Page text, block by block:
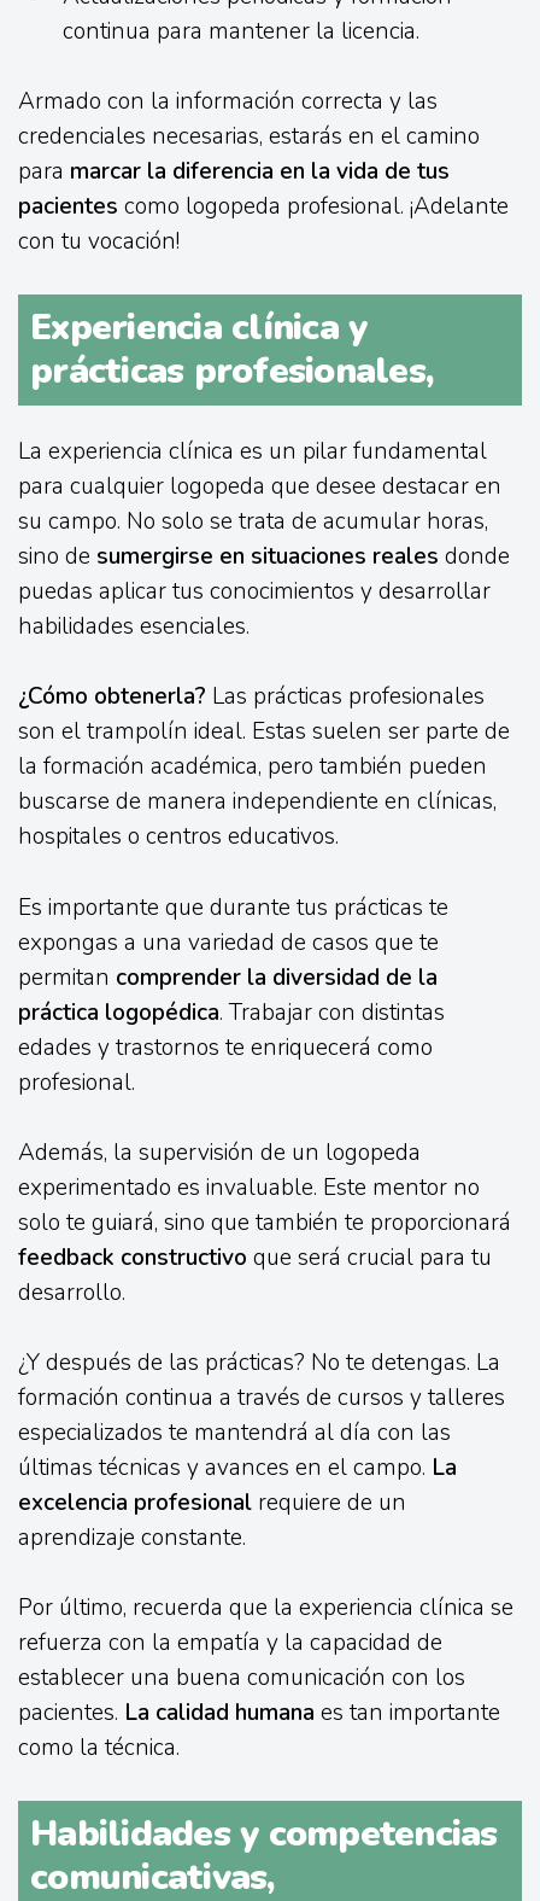
continua para mantener la licencia.
Armado con la información correcta y las
credenciales necesarias, estarás en el camino
para marcar la diferencia en la vida de tus
pacientes como logopeda profesional. ¡Adelante
con tu vocación!
Experiencia clínica y
prácticas profesionales,
La experiencia clínica es un pilar fundamental
para cualquier logopeda que desee destacar en
su campo. No solo se trata de acumular horas,
sino de sumergirse en situaciones reales donde
puedas aplicar tus conocimientos y desarrollar
habilidades esenciales.
¿Cómo obtenerla? Las prácticas profesionales
son el trampolín ideal. Estas suelen ser parte de
la formación académica, pero también pueden
buscarse de manera independiente en clínicas,
hospitales o centros educativos.
Es importante que durante tus prácticas te
expongas a una variedad de casos que te
permitan comprender la diversidad de la
práctica logopédica. Trabajar con distintas
edades y trastornos te enriquecerá como
profesional.
Además, la supervisión de un logopeda
experimentado es invaluable. Este mentor no
solo te guiará, sino que también te proporcionará
feedback constructivo que será crucial para tu
desarrollo.
¿Y después de las prácticas? No te detengas. La
formación continua a través de cursos y talleres
especializados te mantendrá al día con las
últimas técnicas y avances en el campo. La
excelencia profesional requiere de un
aprendizaje constante.
Por último, recuerda que la experiencia clínica se
refuerza con la empatía y la capacidad de
establecer una buena comunicación con los
pacientes. La calidad humana es tan importante
como la técnica.
Habilidades y competencias
comunicativas,